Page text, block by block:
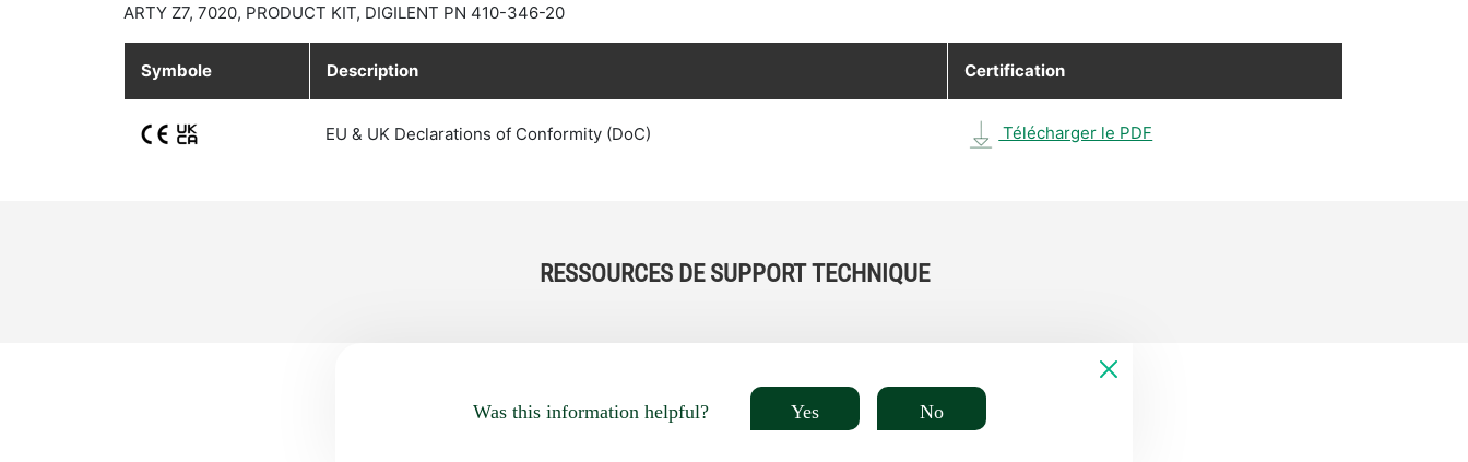
ARTY Z7, 7020, PRODUCT KIT, DIGILENT PN 410-346-20
Symbole Description Certification
EU & UK Declarations of Conformity (DoC) Télécharger le PDF
RESSOURCES DE SUPPORT TECHNIQUE
Was this information helpful? Yes No